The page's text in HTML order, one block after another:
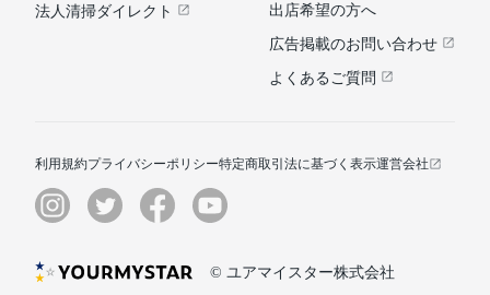
法人清掃ダイレクト
出店希望の方へ
広告掲載のお問い合わせ
よくあるご質問
利用規約プライバシーポリシー特定商取引法に基づく表示運営会社
© ユアマイスター株式会社